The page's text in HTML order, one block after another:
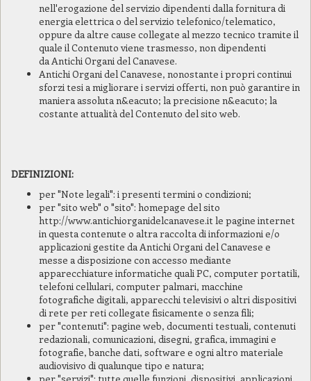
nell'erogazione del servizio dipendenti dalla fornitura di
energia elettrica o del servizio telefonico/telematico,
oppure da altre cause collegate al mezzo tecnico tramite il
quale il Contenuto viene trasmesso, non dipendenti
da Antichi Organi del Canavese.
Antichi Organi del Canavese, nonostante i propri continui
sforzi tesi a migliorare i servizi offerti, non può garantire in
maniera assoluta n&eacuto; la precisione n&eacuto; la
costante attualità del Contenuto del sito web.
DEFINIZIONI:
per "Note legali": i presenti termini o condizioni;
per "sito web" o "sito": homepage del sito
http://www.antichiorganidelcanavese.it le pagine internet
in questa contenute o altra raccolta di informazioni e/o
applicazioni gestite da Antichi Organi del Canavese e
messe a disposizione con accesso mediante
apparecchiature informatiche quali PC, computer portatili,
telefoni cellulari, computer palmari, macchine
fotografiche digitali, apparecchi televisivi o altri dispositivi
di rete per reti collegate fisicamente o senza fili;
per "contenuti": pagine web, documenti testuali, contenuti
redazionali, comunicazioni, disegni, grafica, immagini e
fotografie, banche dati, software e ogni altro materiale
audiovisivo di qualunque tipo e natura;